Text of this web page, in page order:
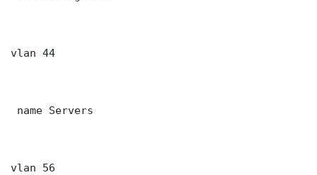
vlan 44
name Servers
vlan 56